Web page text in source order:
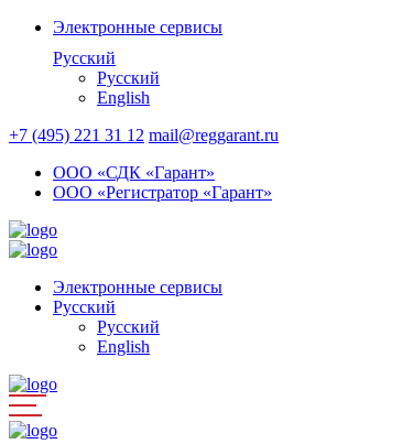
Электронные сервисы
Русский
Русский
English
+7 (495) 221 31 12 mail@reggarant.ru
ООО «СДК «Гарант»
ООО «Регистратор «Гарант»
Электронные сервисы
Русский
Русский
English